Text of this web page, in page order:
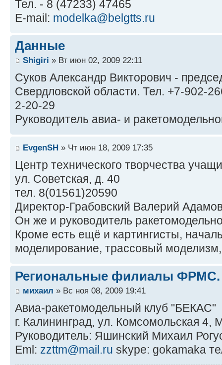
Тел. - 8 (47233) 47465
E-mail: modelka@belgtts.ru
Данные
Shigiri » Вт июн 02, 2009 22:11
Суков Александр Викторович -
Свердловской области. Тел. +7-902-
2-20-29
Руководитель авиа- и
EvgenSH » Чт июн 18, 2009 17:35
Центр технического творчества
ул. Советская, д. 40
тел. 8(01561)20590
Директор-Грабовский Валерий
Он же и руководитель
Кроме есть ещё и картингисты,
моделирование, трассовый
Региональные филиалы ФРМС.
михаил » Вс ноя 08, 2009 19:41
Авиа-ракетомодельный клуб "БЕКАС"
г. Калининград, ул. Комсомольская
Руководитель: Яшинский Михаил
Eml: zzttm@mail.ru skype: gokamaka